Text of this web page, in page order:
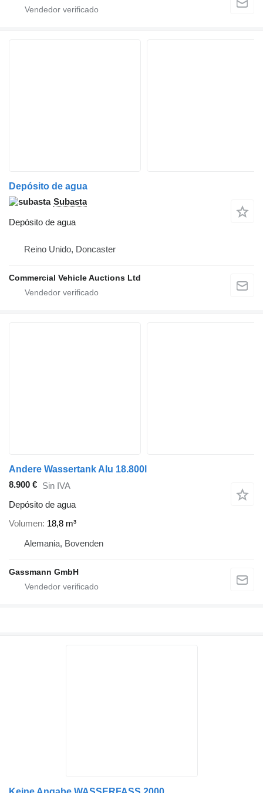
Depósito de agua
Subasta
Depósito de agua
Reino Unido, Doncaster
Commercial Vehicle Auctions Ltd
Andere Wassertank Alu 18.800l
8.900 € Sin IVA
Depósito de agua
Volumen 18,8 m³
Alemania, Bovenden
Gassmann GmbH